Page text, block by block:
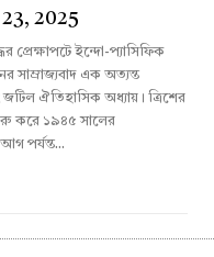
2025
প্রেক্ষাপটে ইন্দো-প্যাসিফিক
সাম্রাজ্যবাদ এক অত্যন্ত
ঐতিহাসিক অধ্যায়। ত্রিশের
করে ১৯৪৫ সালের
পর্যন্ত...